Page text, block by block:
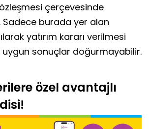
çerçevesinde
Sadece burada yer alan
yatırım kararı verilmesi
uygun sonuçlar doğurmayabilir.
özel avantajlı